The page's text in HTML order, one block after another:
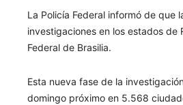
La Policía Federal informó de que
investigaciones en los estados de
Federal de Brasilia.
Esta nueva fase de la
domingo próximo en 5.568